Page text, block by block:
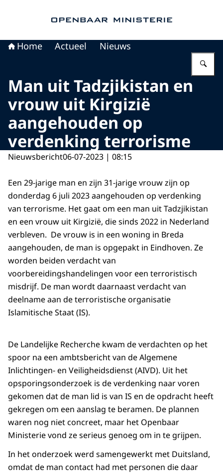
Home Actueel Nieuws
Man uit Tadzjikistan en
vrouw uit Kirgizië
aangehouden op
verdenking terrorisme
Nieuwsbericht06-07-2023 | 08:15
Een 29-jarige man en zijn 31-jarige vrouw zijn op
donderdag 6 juli 2023 aangehouden op verdenking
van terrorisme. Het gaat om een man uit Tadzjikistan
en een vrouw uit Kirgizië, die sinds 2022 in Nederland
verbleven. De vrouw is in een woning in Breda
aangehouden, de man is opgepakt in Eindhoven. Ze
worden beiden verdacht van
voorbereidingshandelingen voor een terroristisch
misdrijf. De man wordt daarnaast verdacht van
deelname aan de terroristische organisatie
Islamitische Staat (IS).
De Landelijke Recherche kwam de verdachten op het
spoor na een ambtsbericht van de Algemene
Inlichtingen- en Veiligheidsdienst (AIVD). Uit het
opsporingsonderzoek is de verdenking naar voren
gekomen dat de man lid is van IS en de opdracht heeft
gekregen om een aanslag te beramen. De plannen
waren nog niet concreet, maar het Openbaar
Ministerie vond ze serieus genoeg om in te grijpen.
In het onderzoek werd samengewerkt met Duitsland,
omdat de man contact had met personen die daar